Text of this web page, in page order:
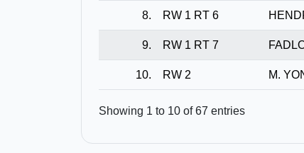
8. RW 1 RT 6
9. RW 1 RT 7
10. RW 2 M.
Showing 1 to 10 of 67 entries